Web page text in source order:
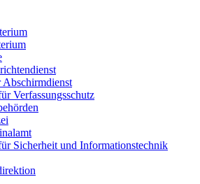
Verfassungsschutz
Sicherheit und Informationstechnik